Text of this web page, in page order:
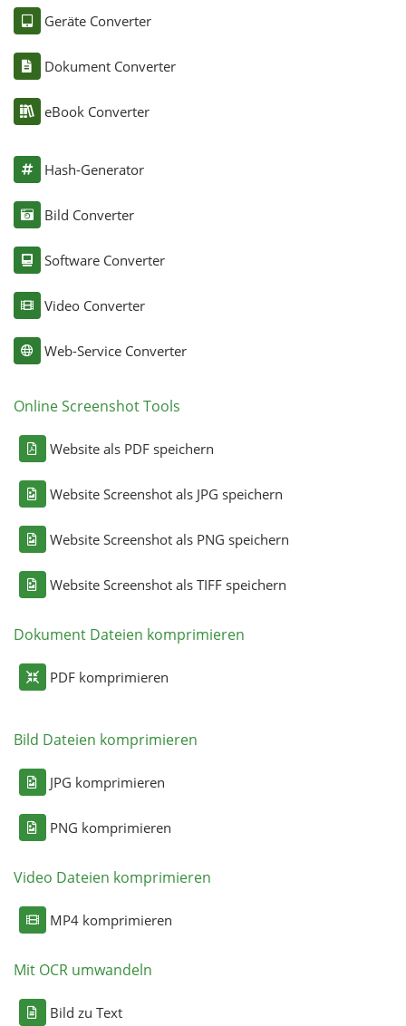
Geräte Converter
Dokument Converter
eBook Converter
Hash-Generator
Bild Converter
Software Converter
Video Converter
Web-Service Converter
Online Screenshot Tools
Website als PDF speichern
Website Screenshot als JPG speichern
Website Screenshot als PNG speichern
Website Screenshot als TIFF speichern
Dokument Dateien komprimieren
PDF komprimieren
Bild Dateien komprimieren
JPG komprimieren
PNG komprimieren
Video Dateien komprimieren
MP4 komprimieren
Mit OCR umwandeln
Bild zu Text